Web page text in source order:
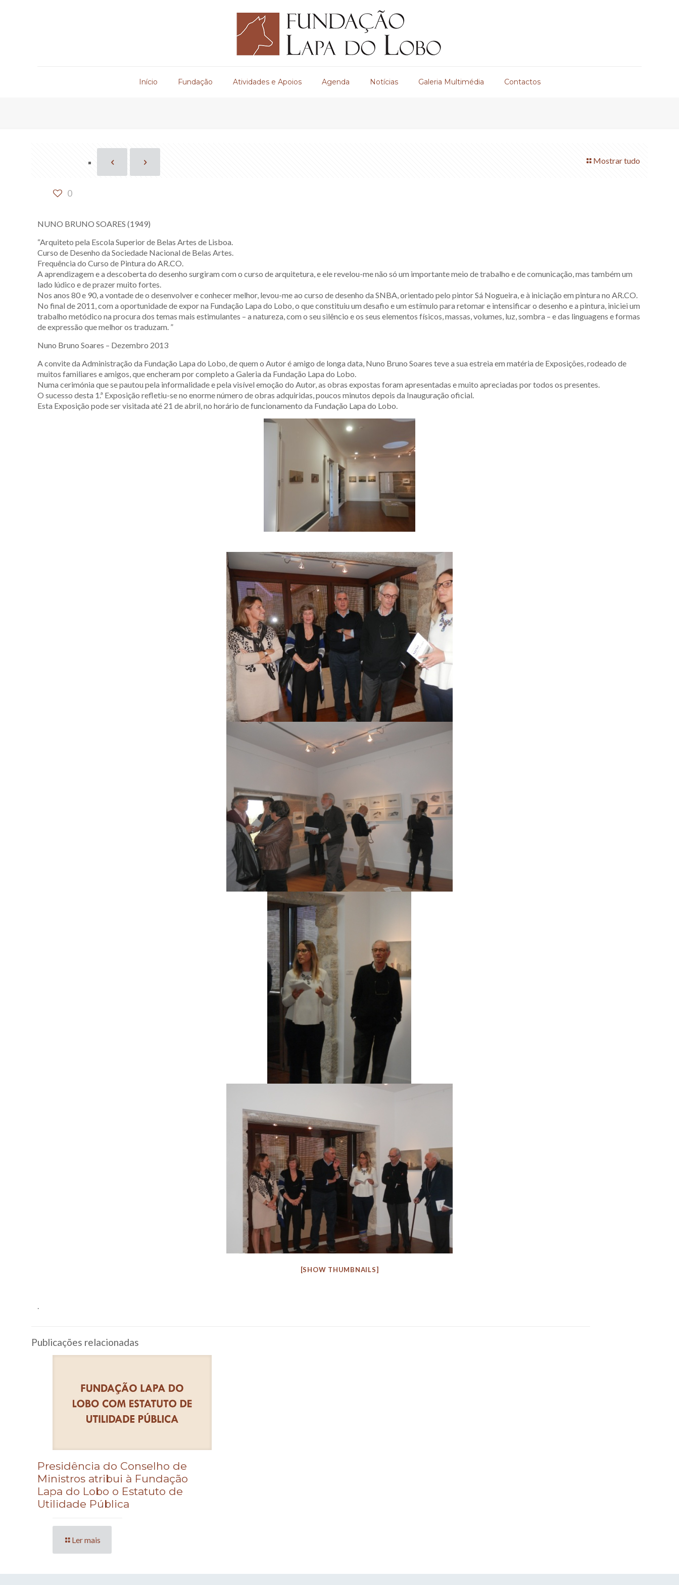
Início Fundação Atividades e Apoios Agenda Notícias Galeria Multimédia Contactos
Mostrar tudo
0
NUNO BRUNO SOARES (1949)
“Arquiteto pela Escola Superior de Belas Artes de Lisboa.
Curso de Desenho da Sociedade Nacional de Belas Artes.
Frequência do Curso de Pintura do AR.CO.
A aprendizagem e a descoberta do desenho surgiram com o curso de arquitetura, e ele revelou-me não só um importante meio de trabalho e de comunicação, mas também um
lado lúdico e de prazer muito fortes.
Nos anos 80 e 90, a vontade de o desenvolver e conhecer melhor, levou-me ao curso de desenho da SNBA, orientado pelo pintor Sá Nogueira, e à iniciação em pintura no AR.CO.
No final de 2011, com a oportunidade de expor na Fundação Lapa do Lobo, o que constituiu um desafio e um estímulo para retomar e intensificar o desenho e a pintura, iniciei um
trabalho metódico na procura dos temas mais estimulantes – a natureza, com o seu silêncio e os seus elementos físicos, massas, volumes, luz, sombra – e das linguagens e formas
de expressão que melhor os traduzam. ”
Nuno Bruno Soares – Dezembro 2013
A convite da Administração da Fundação Lapa do Lobo, de quem o Autor é amigo de longa data, Nuno Bruno Soares teve a sua estreia em matéria de Exposições, rodeado de
muitos familiares e amigos, que encheram por completo a Galeria da Fundação Lapa do Lobo.
Numa cerimónia que se pautou pela informalidade e pela visível emoção do Autor, as obras expostas foram apresentadas e muito apreciadas por todos os presentes.
O sucesso desta 1.ª Exposição refletiu-se no enorme número de obras adquiridas, poucos minutos depois da Inauguração oficial.
Esta Exposição pode ser visitada até 21 de abril, no horário de funcionamento da Fundação Lapa do Lobo.
[SHOW THUMBNAILS]
.
Publicações relacionadas
Presidência do Conselho de
Ministros atribui à Fundação
Lapa do Lobo o Estatuto de
Utilidade Pública
Ler mais